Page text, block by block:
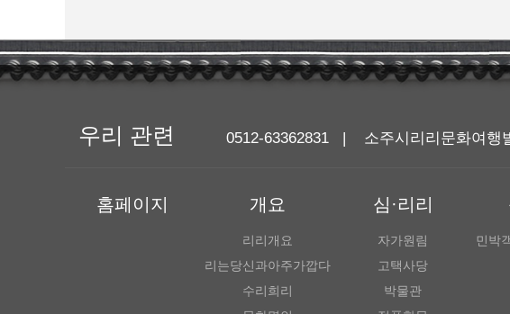
우리 관련 0512-63362831 | 소주시리리문화여행
홈페이지 개요
리리개요
리는당신과아주가깝다
수리희리
심·리리
자가원림
고택사당
박물관
민박